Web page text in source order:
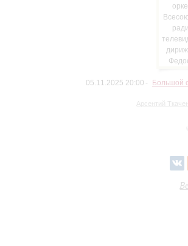
05.11.2025 20:00 Большой
Арсентий